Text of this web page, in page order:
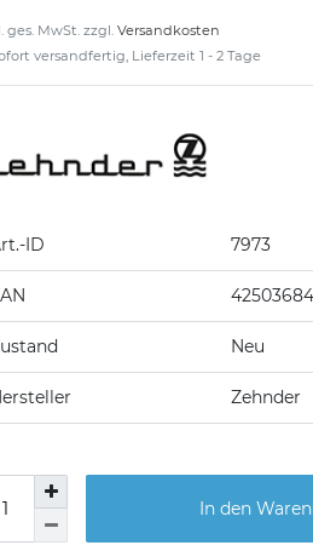
ges. MwSt. zzgl. Versandkosten
versandfertig, Lieferzeit 1 - 2 Tage
ID 7973
Neu
Zehnder
In den